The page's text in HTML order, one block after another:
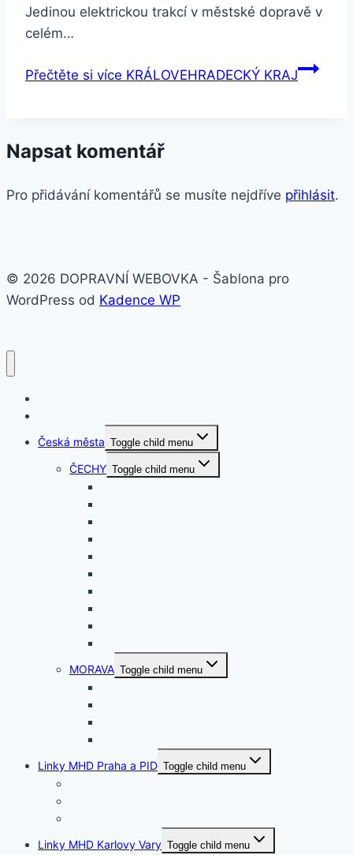
Jedinou elektrickou trakcí v městské dopravě v
celém…
Přečtěte si více KRÁLOVEHRADECKÝ KRAJ
Napsat komentář
Pro přidávání komentářů se musíte nejdříve přihlásit.
© 2026 DOPRAVNÍ WEBOVKA - Šablona pro
WordPress od Kadence WP
Česká města Toggle child menu
ČECHY Toggle child menu
MORAVA Toggle child menu
Linky MHD Praha a PID Toggle child menu
Linky MHD Karlovy Vary Toggle child menu